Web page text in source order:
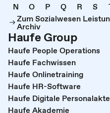
N
O P Q R S
Zum Sozialwesen
Archiv
Haufe Group
Haufe People Operations
Haufe Fachwissen
Haufe Onlinetraining
Haufe HR-Software
Haufe Digitale Personalakte
Haufe Akademie